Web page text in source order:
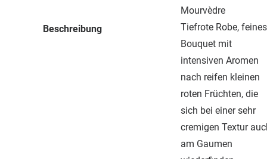
Mourvèdre
Beschreibung
Tiefrote Robe, feines
Bouquet mit
intensiven Aromen
nach reifen kleinen
roten Früchten, die
sich bei einer sehr
cremigen Textur
am Gaumen